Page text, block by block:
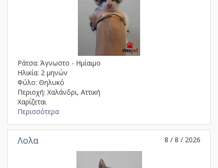
Ράτσα: Άγνωστο - Ημίαιμο
Ηλικία: 2 μηνών
Φύλο: Θηλυκό
Περιοχή: Χαλάνδρι, Αττική
Χαρίζεται
Περισσότερα
Λολα 8 / 8 / 2026